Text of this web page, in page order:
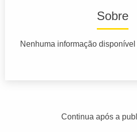
Sobre
Nenhuma informação disponível
Continua após a